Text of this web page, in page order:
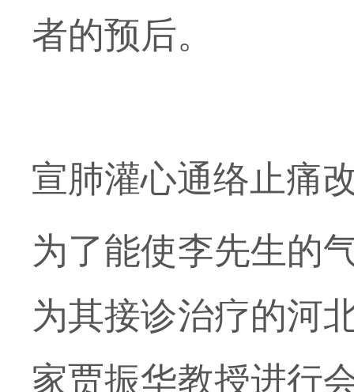
者的预后。
宣肺灌心通络止痛
为了能使李先生的
为其接诊治疗的河
家贾振华教授进行